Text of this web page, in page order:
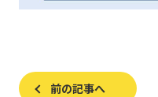
前の記事へ